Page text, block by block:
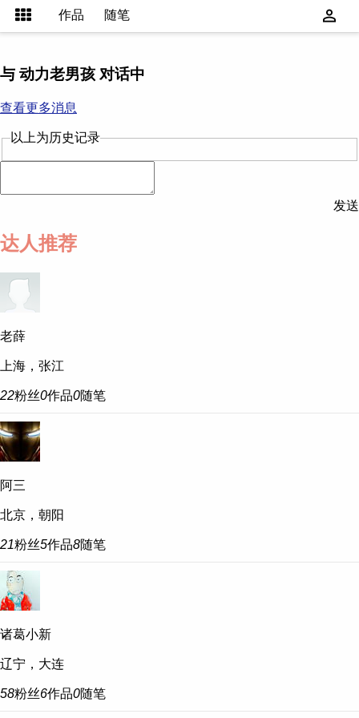
作品 随笔
与 动力老男孩 对话中
查看更多消息
以上为历史记录
发送
达人推荐
老薛
上海，张江
22粉丝0作品0随笔
阿三
北京，朝阳
21粉丝5作品8随笔
诸葛小新
辽宁，大连
58粉丝6作品0随笔